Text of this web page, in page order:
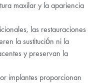
maxilar y la apariencia
las restauraciones
la sustitución ni la
y preservan la
implantes proporcionan